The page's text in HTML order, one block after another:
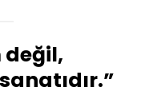
değil,